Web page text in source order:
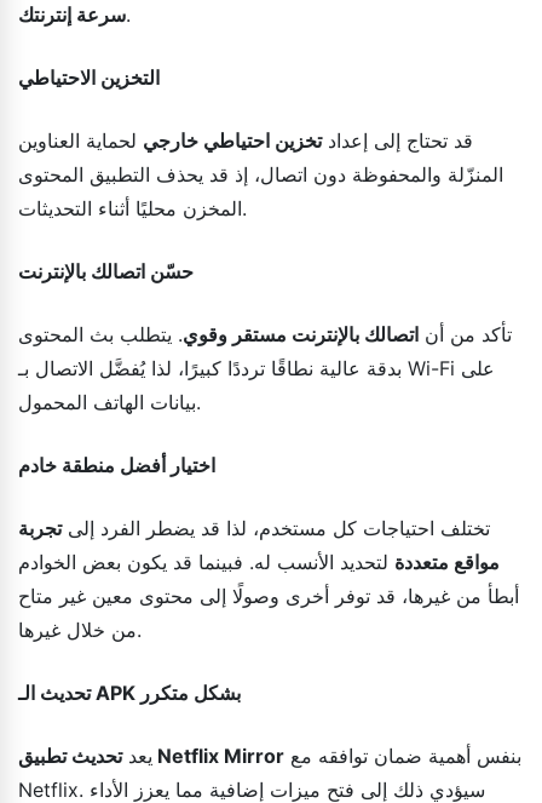
سرعة إنترنتك.
التخزين الاحتياطي
قد تحتاج إلى إعدادتخزين احتياطي خارجي لحماية العناوين
المنزّلة والمحفوظة دون اتصال، إذ قد يحذف التطبيق المحتوى
المخزن محليًا أثناء التحديثات.
حسّن اتصالك بالإنترنت
تأكد من أن اتصالك بالإنترنت مستقر وقوي. يتطلب بث المحتوى
بدقة عالية نطاقًا ترددًا كبيرًا، لذا يُفضَّل الاتصال بـ Wi-Fi على
بيانات الهاتف المحمول.
اختيار أفضل منطقة خادم
تختلف احتياجات كل مستخدم، لذا قد يضطر الفرد إلىتجربة
مواقع متعددة لتحديد الأنسب له. فبينما قد يكون بعض الخوادم
أبطأ من غيرها، قد توفر أخرى وصولًا إلى محتوى معين غير متاح
من خلال غيرها.
تحديث الـ APK بشكل متكرر
يعد تحديث تطبيق Netflix Mirror
Netflix. سيؤدي ذلك إلى فتح ميزات إضافية مما يعزز الأداء